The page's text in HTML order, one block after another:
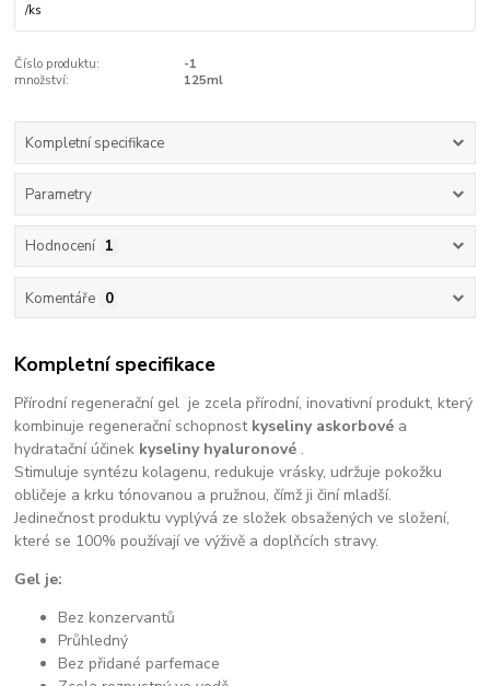
/ks
Číslo produktu:
-1
množství:
125ml
Kompletní specifikace
Parametry
Hodnocení 1
Komentáře 0
Kompletní specifikace
Přírodní regenerační gel je zcela přírodní, inovativní produkt, který
kombinuje regenerační schopnost kyseliny askorbové a
hydratační účinek kyseliny hyaluronové .
Stimuluje syntézu kolagenu, redukuje vrásky, udržuje pokožku
obličeje a krku tónovanou a pružnou, čímž ji činí mladší.
Jedinečnost produktu vyplývá ze složek obsažených ve složení,
které se 100% používají ve výživě a doplňcích stravy.
Gel je:
Bez konzervantů
Průhledný
Bez přidané parfemace